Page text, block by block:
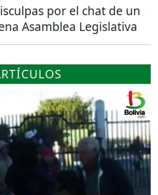
por el chat de un
Asamblea Legislativa